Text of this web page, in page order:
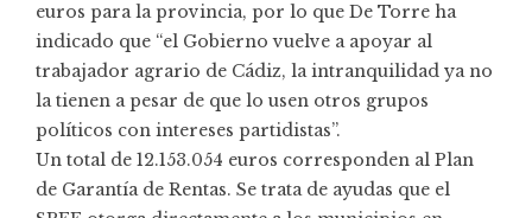
euros para la provincia, por lo que De Torre ha
indicado que “el Gobierno vuelve a apoyar al
trabajador agrario de Cádiz, la intranquilidad ya no
la tienen a pesar de que lo usen otros grupos
políticos con intereses partidistas”.
Un total de 12.153.054 euros corresponden al Plan
de Garantía de Rentas. Se trata de ayudas que el